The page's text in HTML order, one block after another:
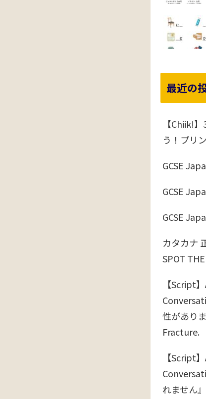
最近の
【Chiik!
う！プリ
GCSE
GCSE
GCSE
カタカナ
SPOT
【Script
性があり
Fracture.
【Script
れません』